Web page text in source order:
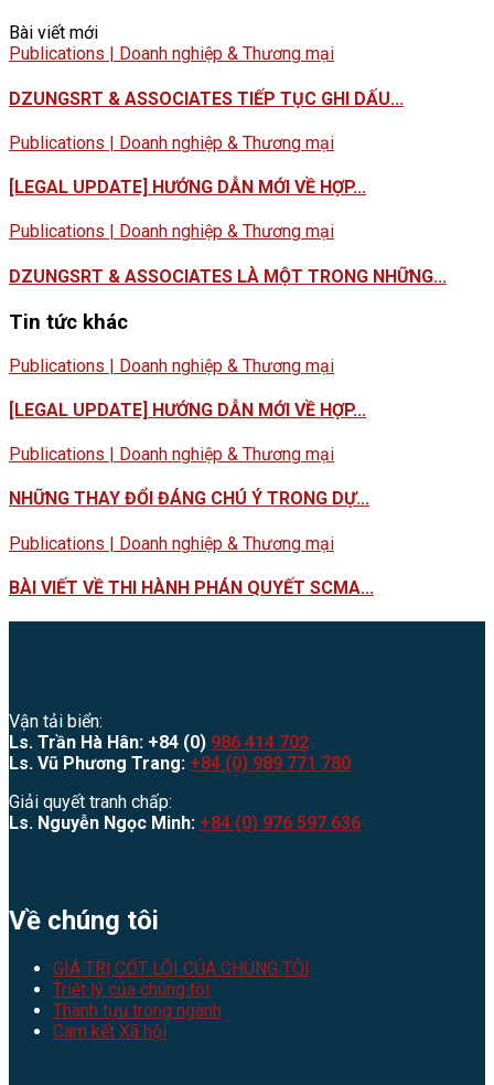
Bài viết mới
Publications | Doanh nghiệp & Thương mại
DZUNGSRT & ASSOCIATES TIẾP TỤC GHI DẤU...
Publications | Doanh nghiệp & Thương mại
[LEGAL UPDATE] HƯỚNG DẪN MỚI VỀ HỢP...
Publications | Doanh nghiệp & Thương mại
DZUNGSRT & ASSOCIATES LÀ MỘT TRONG NHỮNG...
Tin tức khác
Publications | Doanh nghiệp & Thương mại
[LEGAL UPDATE] HƯỚNG DẪN MỚI VỀ HỢP...
Publications | Doanh nghiệp & Thương mại
NHỮNG THAY ĐỔI ĐÁNG CHÚ Ý TRONG DỰ...
Publications | Doanh nghiệp & Thương mại
BÀI VIẾT VỀ THI HÀNH PHÁN QUYẾT SCMA...
Vận tải biển:
Ls. Trần Hà Hân: +84 (0) 986 414 702
Ls. Vũ Phương Trang: +84 (0) 989 771 780
Giải quyết tranh chấp:
Ls. Nguyễn Ngọc Minh: +84 (0) 976 597 636
Về chúng tôi
GIÁ TRỊ CỐT LÕI CỦA CHÚNG TÔI
Triết lý của chúng tôi
Thành tựu trong ngành
Cam kết Xã hội